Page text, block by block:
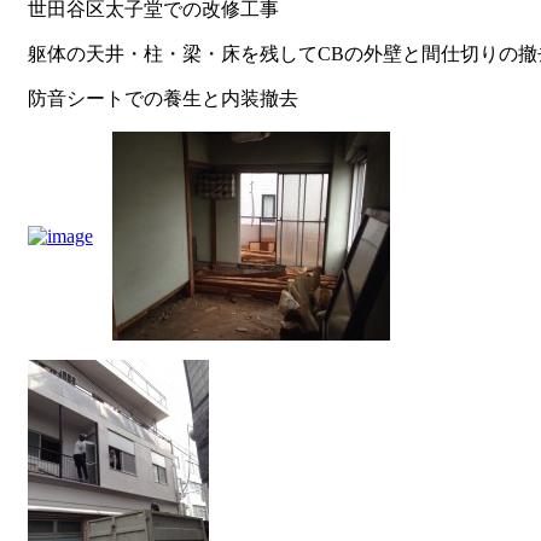
世田谷区太子堂での改修工事
躯体の天井・柱・梁・床を残してCBの外壁と間仕切りの
防音シートでの養生と内装撤去